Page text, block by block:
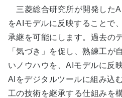
三菱総合研究所が開発した
をAIモデルに反映することで
承継を可能にします。過去の
「気づき」を促し、熟練工が
いノウハウを、AIモデルに反
AIをデジタルツールに組み込
工の技術を継承する仕組みを